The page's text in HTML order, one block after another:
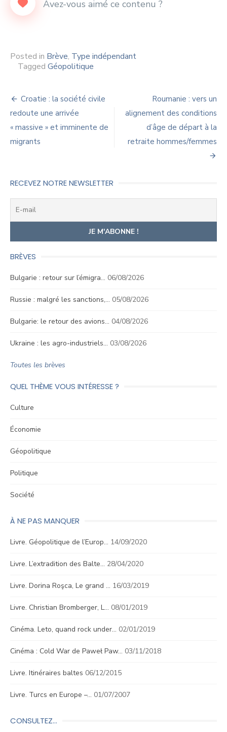
Posted in Brève, Type indépendant
Tagged Géopolitique
Navigation
de
l’article
Croatie : la société civile
redoute une arrivée
« massive » et imminente de
migrants
Roumanie : vers un
alignement des conditions
d’âge de départ à la
retraite hommes/femmes
RECEVEZ NOTRE NEWSLETTER
BRÈVES
Bulgarie : retour sur l’émigra… 06/08/2026
Russie : malgré les sanctions,… 05/08/2026
Bulgarie: le retour des avions… 04/08/2026
Ukraine : les agro-industriels… 03/08/2026
Toutes les brèves
QUEL THÈME VOUS INTÉRESSE ?
Culture
Économie
Géopolitique
Politique
Société
À NE PAS MANQUER
Livre. Géopolitique de l’Europ… 14/09/2020
Livre. L’extradition des Balte… 28/04/2020
Livre. Dorina Roşca, Le grand … 16/03/2019
Livre. Christian Bromberger, L… 08/01/2019
Cinéma. Leto, quand rock under… 02/01/2019
Cinéma : Cold War de Paweł Paw… 03/11/2018
Livre. Itinéraires baltes 06/12/2015
Livre. Turcs en Europe –… 01/07/2007
CONSULTEZ…